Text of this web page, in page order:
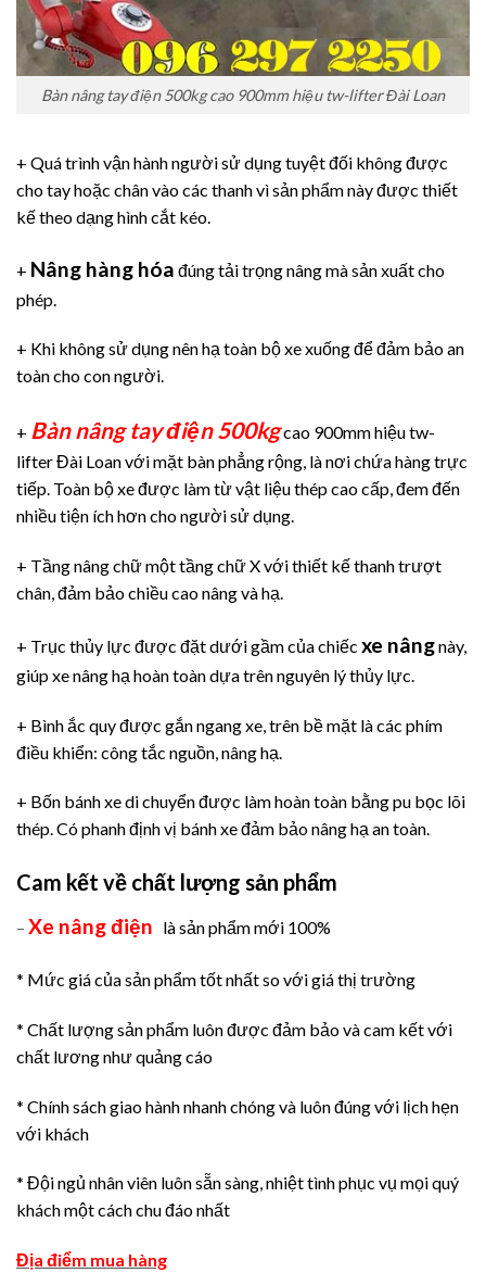
Bàn nâng tay điện 500kg cao 900mm hiệu tw-lifter Đài Loan
+ Quá trình vận hành người sử dụng tuyệt đối không được
cho tay hoặc chân vào các thanh vì sản phẩm này được thiết
kế theo dạng hình cắt kéo.
+ Nâng hàng hóa đúng tải trọng nâng mà sản xuất cho
phép.
+ Khi không sử dụng nên hạ toàn bộ xe xuống để đảm bảo an
toàn cho con người.
+ Bàn nâng tay điện 500kgcao 900mm hiệu tw-
lifter Đài Loan với mặt bàn phẳng rộng, là nơi chứa hàng trực
tiếp. Toàn bộ xe được làm từ vật liệu thép cao cấp, đem đến
nhiều tiện ích hơn cho người sử dụng.
+ Tầng nâng chữ một tầng chữ X với thiết kế thanh trượt
chân, đảm bảo chiều cao nâng và hạ.
+ Trục thủy lực được đặt dưới gầm của chiếc xe nângnày,
giúp xe nâng hạ hoàn toàn dựa trên nguyên lý thủy lực.
+ Bình ắc quy được gắn ngang xe, trên bề mặt là các phím
điều khiển: công tắc nguồn, nâng hạ.
+ Bốn bánh xe di chuyển được làm hoàn toàn bằng pu bọc lõi
thép. Có phanh định vị bánh xe đảm bảo nâng hạ an toàn.
Cam kết về chất lượng sản phẩm
– Xe nâng điện là sản phẩm mới 100%
* Mức giá của sản phẩm tốt nhất so với giá thị trường
* Chất lượng sản phẩm luôn được đảm bảo và cam kết với
chất lương như quảng cáo
* Chính sách giao hành nhanh chóng và luôn đúng với lịch hẹn
với khách
* Đội ngủ nhân viên luôn sẵn sàng, nhiệt tình phục vụ mọi quý
khách một cách chu đáo nhất
Địa điểm mua hàng